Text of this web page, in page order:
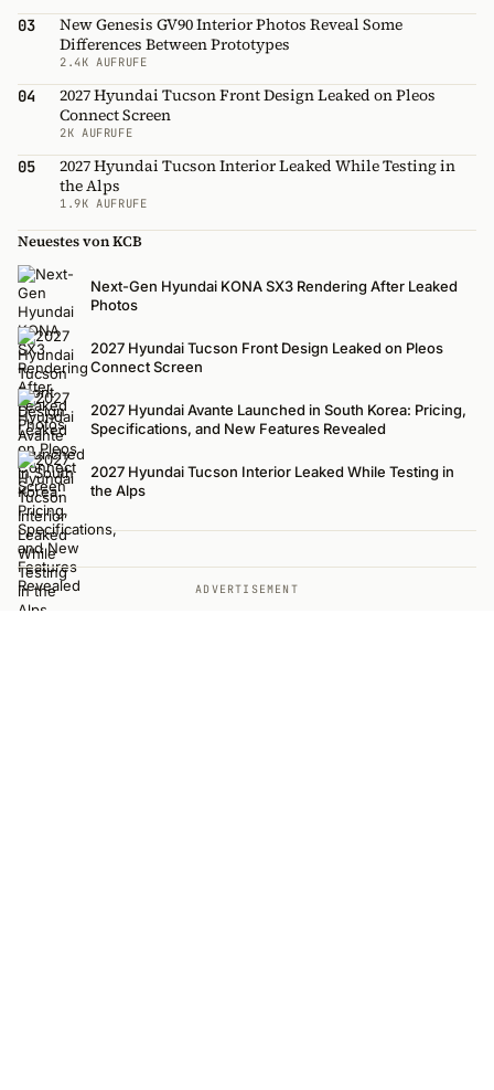
03
New Genesis GV90 Interior Photos Reveal Some
Differences Between Prototypes
2.4K AUFRUFE
04
2027 Hyundai Tucson Front Design Leaked on Pleos
Connect Screen
2K AUFRUFE
05
2027 Hyundai Tucson Interior Leaked While Testing in
the Alps
1.9K AUFRUFE
Neuestes von KCB
Next-Gen Hyundai KONA SX3 Rendering After Leaked
Photos
2027 Hyundai Tucson Front Design Leaked on Pleos
Connect Screen
2027 Hyundai Avante Launched in South Korea: Pricing,
Specifications, and New Features Revealed
2027 Hyundai Tucson Interior Leaked While Testing in
the Alps
ADVERTISEMENT